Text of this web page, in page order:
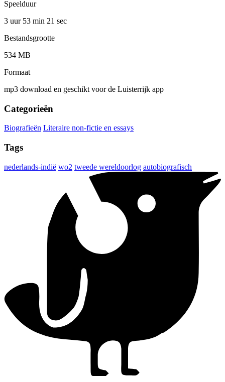
Speelduur
3 uur 53 min 21 sec
Bestandsgrootte
534 MB
Formaat
mp3 download en geschikt voor de Luisterrijk app
Categorieën
Biografieën Literaire non-fictie en essays
Tags
nederlands-indië wo2 tweede wereldoorlog autobiografisch